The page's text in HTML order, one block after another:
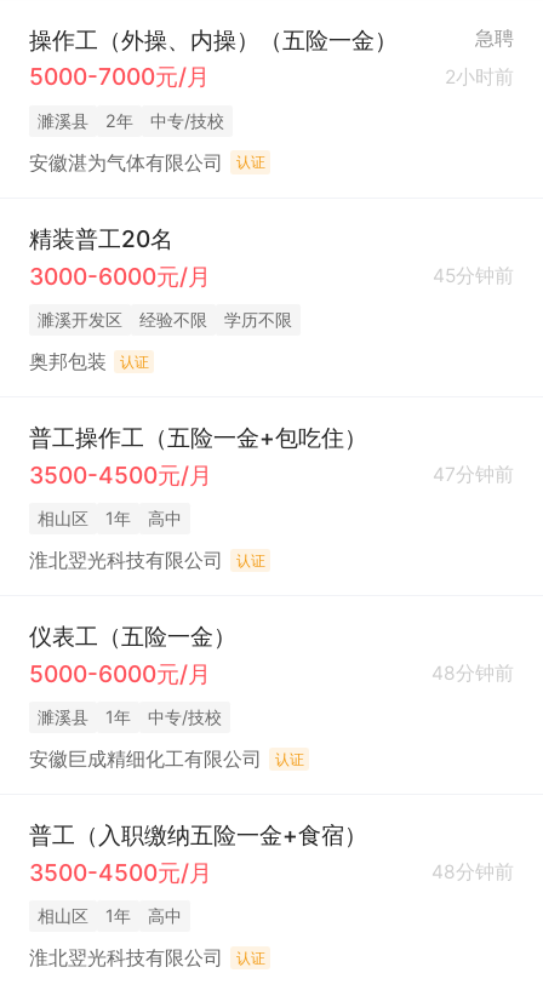
操作工（外操、内操）（五险一金） 急聘
5000-7000元/月 2小时前
濉溪县 2年 中专/技校
安徽湛为气体有限公司 认证
精装普工20名
3000-6000元/月
45分钟前
濉溪开发区 经验不限 学历不限
奥邦包装 认证
普工操作工（五险一金+包吃住）
3500-4500元/月
47分钟前
相山区 1年 高中
淮北翌光科技有限公司 认证
仪表工（五险一金）
5000-6000元/月
48分钟前
濉溪县 1年 中专/技校
安徽巨成精细化工有限公司 认证
普工（入职缴纳五险一金+食宿）
3500-4500元/月
48分钟前
相山区 1年 高中
淮北翌光科技有限公司 认证